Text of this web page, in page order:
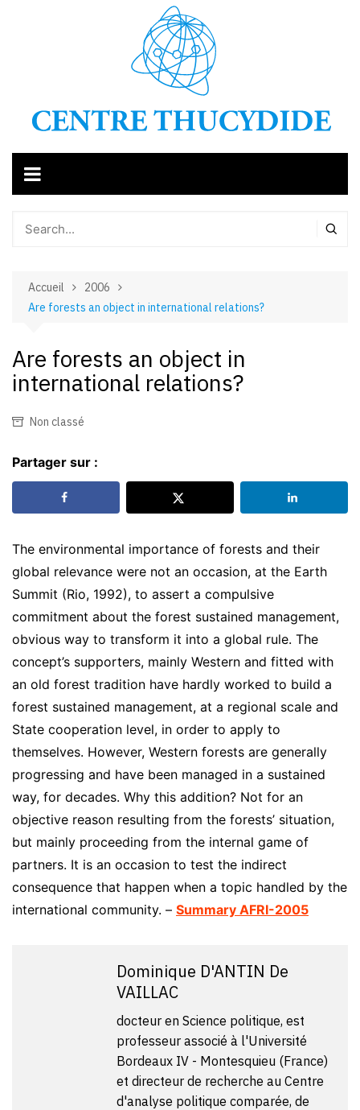
Accueil
2006
Are forests an object in international relations?
Are forests an object in
international relations?
Non classé
Partager sur :
The environmental importance of forests and their
global relevance were not an occasion, at the Earth
Summit (Rio, 1992), to assert a compulsive
commitment about the forest sustained management,
obvious way to transform it into a global rule. The
concept’s supporters, mainly Western and fitted with
an old forest tradition have hardly worked to build a
forest sustained management, at a regional scale and
State cooperation level, in order to apply to
themselves. However, Western forests are generally
progressing and have been managed in a sustained
way, for decades. Why this addition? Not for an
objective reason resulting from the forests’ situation,
but mainly proceeding from the internal game of
partners. It is an occasion to test the indirect
consequence that happen when a topic handled by the
international community. – Summary AFRI-2005
Dominique D'ANTIN De
VAILLAC
docteur en Science politique, est
professeur associé à l'Université
Bordeaux IV - Montesquieu (France)
et directeur de recherche au Centre
d'analyse politique comparée, de